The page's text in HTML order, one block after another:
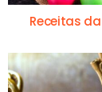
Receitas